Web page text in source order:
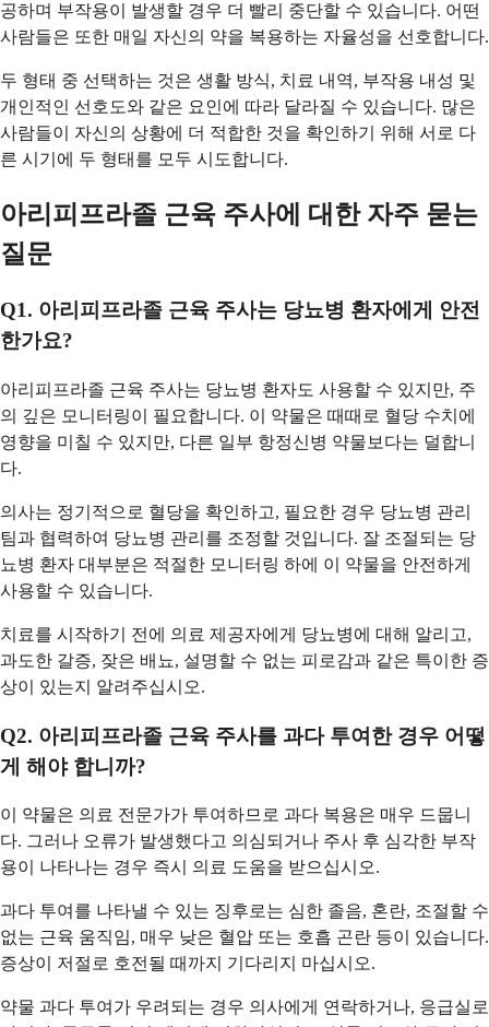
공하며 부작용이 발생할 경우 더 빨리 중단할 수 있습니다. 어떤
사람들은 또한 매일 자신의 약을 복용하는 자율성을 선호합니다.
두 형태 중 선택하는 것은 생활 방식, 치료 내역, 부작용 내성 및
개인적인 선호도와 같은 요인에 따라 달라질 수 있습니다. 많은
사람들이 자신의 상황에 더 적합한 것을 확인하기 위해 서로 다
른 시기에 두 형태를 모두 시도합니다.
아리피프라졸 근육 주사에 대한 자주 묻는
질문
Q1. 아리피프라졸 근육 주사는 당뇨병 환자에게 안전
한가요?
아리피프라졸 근육 주사는 당뇨병 환자도 사용할 수 있지만, 주
의 깊은 모니터링이 필요합니다. 이 약물은 때때로 혈당 수치에
영향을 미칠 수 있지만, 다른 일부 항정신병 약물보다는 덜합니
다.
의사는 정기적으로 혈당을 확인하고, 필요한 경우 당뇨병 관리
팀과 협력하여 당뇨병 관리를 조정할 것입니다. 잘 조절되는 당
뇨병 환자 대부분은 적절한 모니터링 하에 이 약물을 안전하게
사용할 수 있습니다.
치료를 시작하기 전에 의료 제공자에게 당뇨병에 대해 알리고,
과도한 갈증, 잦은 배뇨, 설명할 수 없는 피로감과 같은 특이한 증
상이 있는지 알려주십시오.
Q2. 아리피프라졸 근육 주사를 과다 투여한 경우 어떻
게 해야 합니까?
이 약물은 의료 전문가가 투여하므로 과다 복용은 매우 드뭅니
다. 그러나 오류가 발생했다고 의심되거나 주사 후 심각한 부작
용이 나타나는 경우 즉시 의료 도움을 받으십시오.
과다 투여를 나타낼 수 있는 징후로는 심한 졸음, 혼란, 조절할 수
없는 근육 움직임, 매우 낮은 혈압 또는 호흡 곤란 등이 있습니다.
증상이 저절로 호전될 때까지 기다리지 마십시오.
약물 과다 투여가 우려되는 경우 의사에게 연락하거나, 응급실로